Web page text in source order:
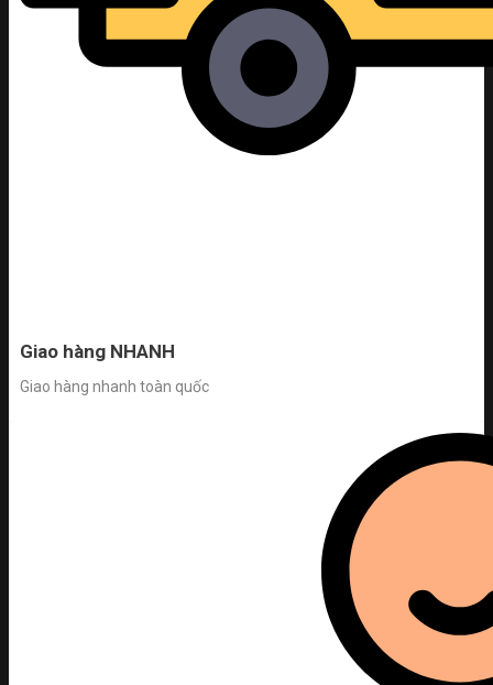
Giao hàng NHANH
Giao hàng nhanh toàn quốc